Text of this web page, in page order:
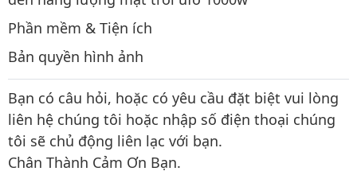
Phần mềm & Tiện ích
Bản quyền hình ảnh
Bạn có câu hỏi, hoặc có yêu cầu đặt biệt vui lòng
liên hệ chúng tôi hoặc nhập số điện thoại chúng
tôi sẽ chủ động liên lạc với bạn.
Chân Thành Cảm Ơn Bạn.